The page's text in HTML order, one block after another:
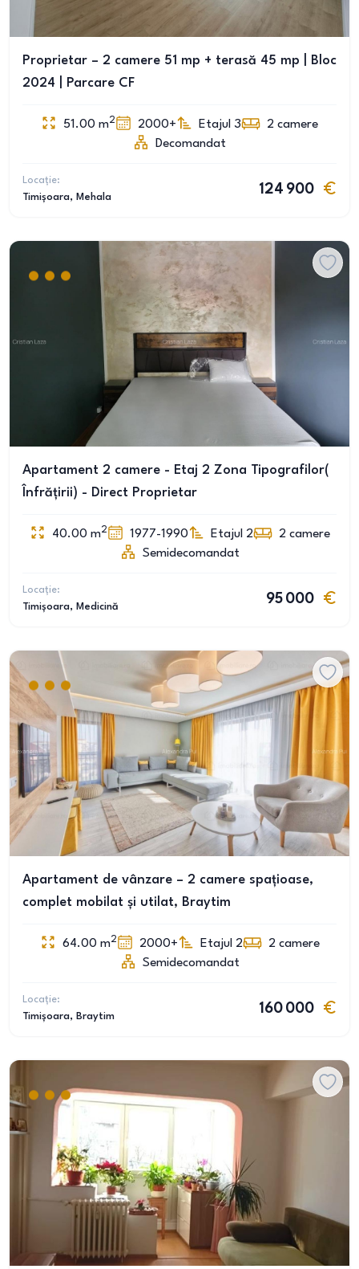
Proprietar – 2 camere 51 mp + terasă 45 mp | Bloc
2024 | Parcare CF
51.00 m2 2000+ Etajul 3 2 camere
Decomandat
Locație:
Timișoara, Mehala
124 900
Apartament 2 camere - Etaj 2 Zona Tipografilor(
Înfrățirii) - Direct Proprietar
40.00 m2 1977-1990 Etajul 2 2 camere
Semidecomandat
Locație:
Timișoara, Medicină
95 000
Apartament de vânzare – 2 camere spațioase,
complet mobilat și utilat, Braytim
64.00 m2 2000+ Etajul 2 2 camere
Semidecomandat
Locație:
Timișoara, Braytim
160 000